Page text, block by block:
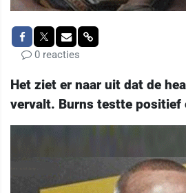
0 reacties
Het ziet er naar uit dat de
vervalt. Burns testte positief